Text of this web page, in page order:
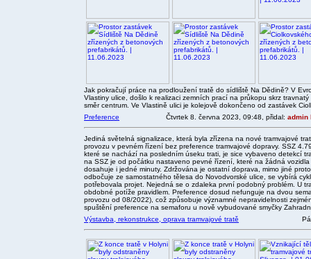
Jak pokračují práce na prodloužení tratě do sídliště Na Dědině? V
Vlastiny ulice, došlo k realizaci zemních prací na průkopu skrz
směr centrum. Ve Vlastině ulici je kolejově dokončeno od zastávek
Preference
Čtvrtek 8. června 2023, 09:48, přidal: admin
Jediná světelná signalizace, která byla zřízena na nové tramvajové
provozu v pevném řízení bez preference tramvajové dopravy. SSZ
které se nachází na posledním úseku trati, je sice vybaveno detekcí
na SSZ je od počátku nastaveno pevné řízení, které na žádná
dosahuje i jedné minuty. Zdržována je ostatní doprava, mimo jiné
odbočuje ze samostatného tělesa do Novodvorské ulice, se vybírá
potřebovala projet. Nejedná se o zdaleka první podobný problém. U
obdobné potíže pravidlem. Preference dosud nefunguje na dvou
provozu od 08/2022), což způsobuje významné nepravidelnosti
spuštění preference na semaforu u nově vybudované smyčky
Výstavba, rekonstrukce, oprava tramvajové tratě